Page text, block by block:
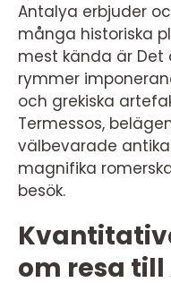
Antalya erbjuder
många historiska
mest kända är Det
rymmer
och grekiska
Termessos,
välbevarade
magnifika
besök.
om resa